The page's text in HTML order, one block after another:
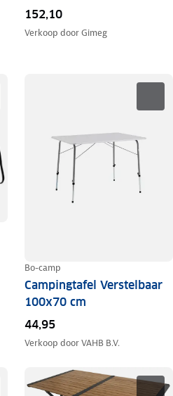
152,10
Verkoop doorGimeg
Bo-camp
Campingtafel Verstelbaar
100x70 cm
44,95
Verkoop doorVAHB B.V.